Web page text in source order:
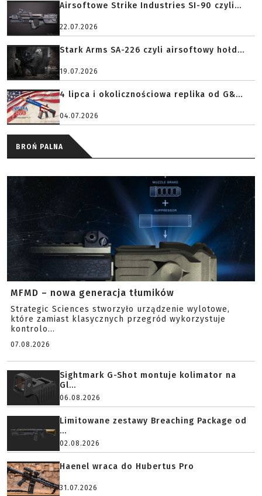
Airsoftowe Strike Industries SI-90 czyli...
22.07.2026
Stark Arms SA-226 czyli airsoftowy hołd...
19.07.2026
4 lipca i okolicznościowa replika od G&...
04.07.2026
BROŃ PALNA
MFMD – nowa generacja tłumików
Strategic Sciences stworzyło urządzenie wylotowe,
które zamiast klasycznych przegród wykorzystuje
kontrolo...
07.08.2026
Sightmark G-Shot montuje kolimator na
Gl...
06.08.2026
Limitowane zestawy Breaching Package od
...
02.08.2026
Haenel wraca do Hubertus Pro
31.07.2026